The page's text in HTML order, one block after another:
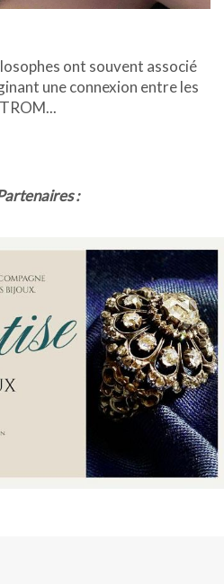
ont souvent associé
une connexion entre les
: